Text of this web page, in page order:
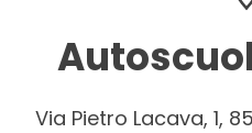
Via Pietro Lacava, 1,